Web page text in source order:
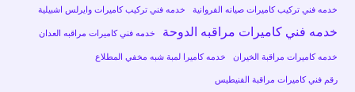
خدمه فني تركيب كاميرات صيانه الفروانية خدمه فني تركيب كاميرات وايرلس اشبيلية
خدمه فني كاميرات مراقبه الدوحة خدمه فني كاميرات مراقبه العدان
خدمه كاميرات مراقبة الخيران خدمه كاميرا لمبة شبه مخفي المطلاع
رقم فني كاميرات مراقبة الفنيطيس